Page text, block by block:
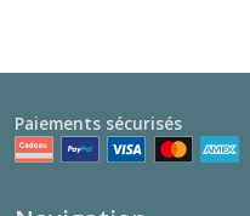
Paiements sécurisés